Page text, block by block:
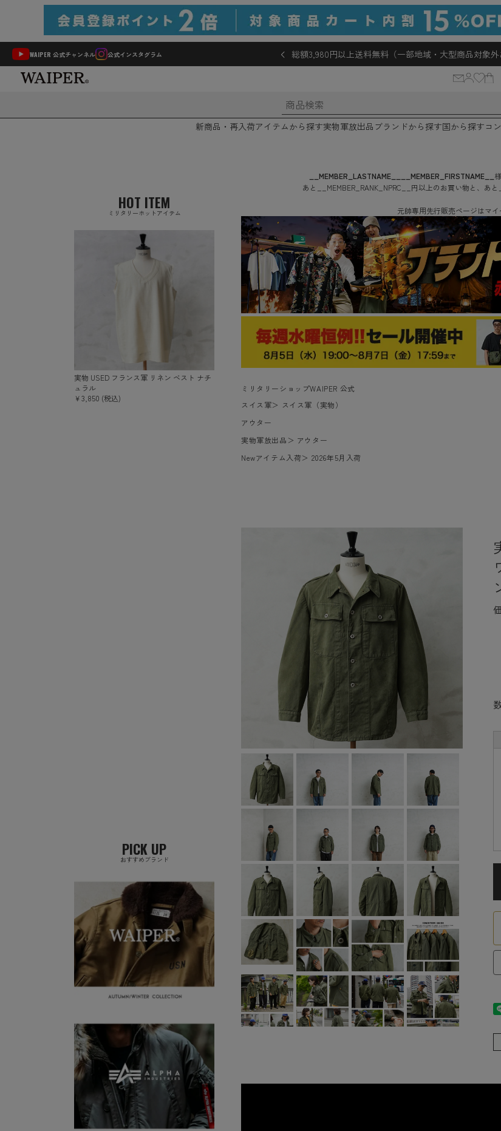
WAIPER 公式チャンネル 公式インスタグラム 総額3,980円以上送料無料（一部地域・大型商品対象外
新商品・再入荷アイテムから探す実物軍放出品 ブランドから探す国から探す コ
__MEMBER_LASTNAME__ __MEMBER_FIRSTNAME__
あと
__MEMBER_RANK_NPRC__ 円以上のお買い物と、あと
元帥専用先行販売ページはマイ
ミリタリーショップWAIPER 公式
スイス軍＞ スイス軍（実物）
アウター
実物軍放出品 ＞ アウター
Newアイテム入荷＞ 2026年5月入荷
HOT ITEM
ミリタリーホットアイテム
実物 USED フランス軍 リネン ベスト ナチ
ュラル
￥3,850 (税込)
PICK UP
おすすめブランド